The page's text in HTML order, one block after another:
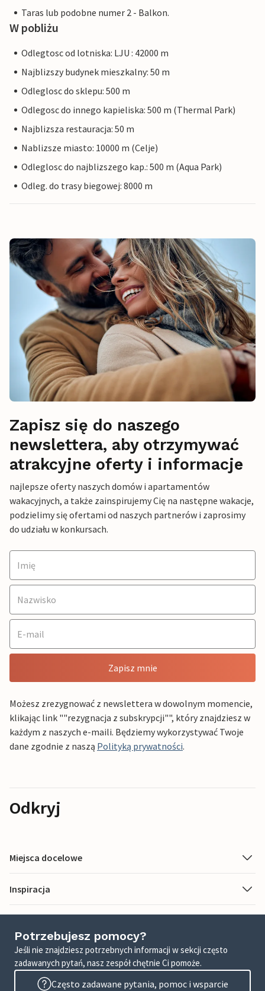
Taras lub podobne numer 2 - Balkon.
W pobliżu
Odlegtosc od lotniska: LJU : 42000 m
Najblizszy budynek mieszkalny: 50 m
Odleglosc do sklepu: 500 m
Odlegosc do innego kapieliska: 500 m (Thermal Park)
Najblizsza restauracja: 50 m
Nablizsze miasto: 10000 m (Celje)
Odleglosc do najblizszego kap.: 500 m (Aqua Park)
Odleg. do trasy biegowej: 8000 m
Zapisz się do naszego
newslettera, aby otrzymywać
atrakcyjne oferty i informacje
najlepsze oferty naszych domów i apartamentów
wakacyjnych, a także zainspirujemy Cię na następne wakacje,
podzielimy się ofertami od naszych partnerów i zaprosimy
do udziału w konkursach.
Zapisz mnie
Możesz zrezygnować z newslettera w dowolnym momencie,
klikając link ""rezygnacja z subskrypcji"", który znajdziesz w
każdym z naszych e-maili. Będziemy wykorzystywać Twoje
dane zgodnie z naszą Polityką prywatności.
Odkryj
Miejsca docelowe
Inspiracja
Potrzebujesz pomocy?
Jeśli nie znajdziesz potrzebnych informacji w sekcji często
zadawanych pytań, nasz zespół chętnie Ci pomoże.
Często zadawane pytania, pomoc i wsparcie